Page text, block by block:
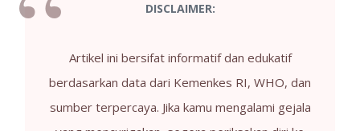
DISCLAIMER:
Artikel ini bersifat informatif dan edukatif
berdasarkan data dari Kemenkes RI, WHO, dan
sumber terpercaya. Jika kamu mengalami gejala